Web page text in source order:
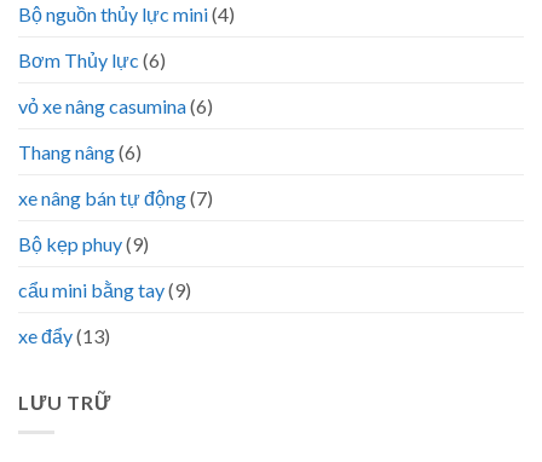
Bộ nguồn thủy lực mini(4)
Bơm Thủy lực (6)
vỏ xe nâng casumina(6)
Thang nâng(6)
xe nâng bán tự động(7)
Bộ kẹp phuy(9)
cẩu mini bằng tay(9)
xe đẩy(13)
LƯU TRỮ